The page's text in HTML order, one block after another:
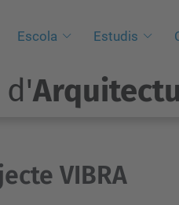
Escola Estudis
d'
VIBRA